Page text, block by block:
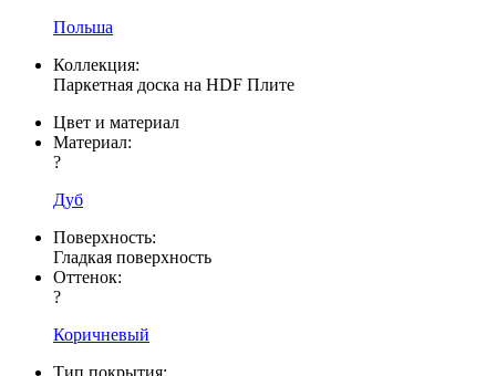
Польша
Коллекция:
Паркетная доска на HDF Плите
Цвет и материал
Материал:
?
Дуб
Поверхность:
Гладкая поверхность
Оттенок:
?
Коричневый
Тип покрытия: